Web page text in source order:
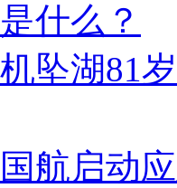
什么？
坠湖81
航启动